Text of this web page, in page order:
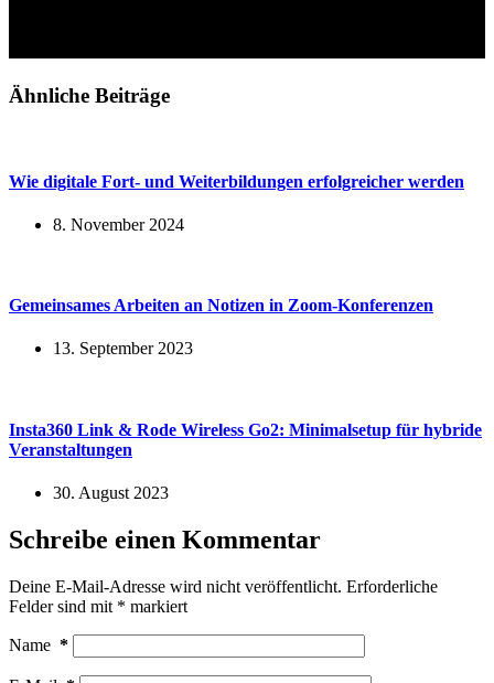
Ähnliche Beiträge
Wie digitale Fort- und Weiterbildungen erfolgreicher werden
8. November 2024
Gemeinsames Arbeiten an Notizen in Zoom-Konferenzen
13. September 2023
Insta360 Link & Rode Wireless Go2: Minimalsetup für hybride
Veranstaltungen
30. August 2023
Schreibe einen Kommentar
Deine E-Mail-Adresse wird nicht veröffentlicht. Erforderliche
Felder sind mit * markiert
Name *